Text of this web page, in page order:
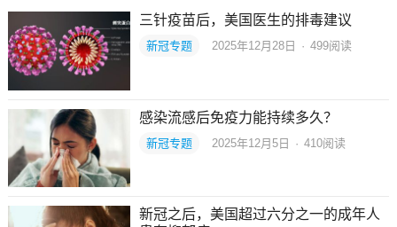
三针疫苗后，美国医生的排毒建议
新冠专题 2025年12月28日 · 499阅读
感染流感后免疫力能持续多久？
新冠专题 2025年12月5日 · 410阅读
新冠之后，美国超过六分之一的成年人